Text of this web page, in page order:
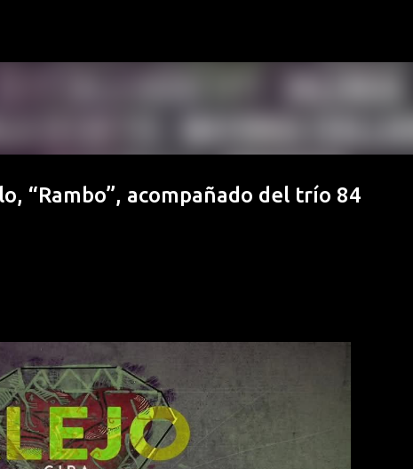
“Rambo”, acompañado del trío 84